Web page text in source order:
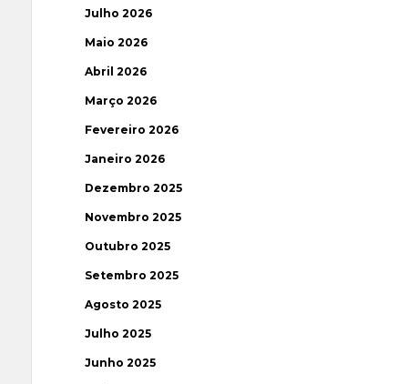
Julho 2026
Maio 2026
Abril 2026
Março 2026
Fevereiro 2026
Janeiro 2026
Dezembro 2025
Novembro 2025
Outubro 2025
Setembro 2025
Agosto 2025
Julho 2025
Junho 2025